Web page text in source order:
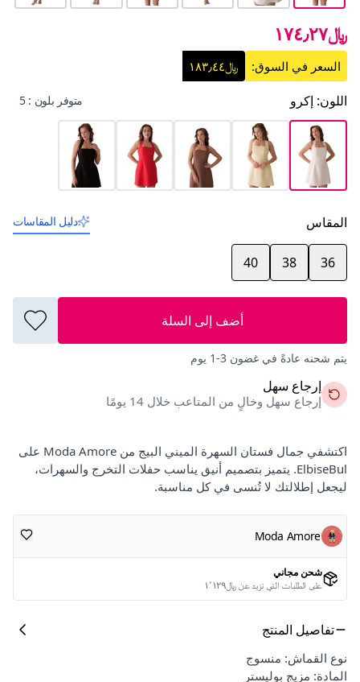
﷼١٧٤٫٢٧
السعر في السوق: ﷼١٨٣٫٤٤
اللون: إكرو متوفر بلون : 5
المقاس دليل المقاسات
36
38
40
أضف إلى السلة
يتم شحنه عادةً في غضون 3-1 يوم
إرجاع سهل
إرجاع سهل وخالٍ من المتاعب خلال 14 يومًا
اكتشفي جمال فستان السهرة الميني البيج من Moda Amore على
ElbiseBul. يتميز بتصميم أنيق يناسب حفلات التخرج والسهرات،
ليجعل إطلالتك لا تُنسى في كل مناسبة.
Moda Amore
شحن مجاني
على الطلبات التي تزيد عن ﷼١٬١٢٩
تفاصيل المنتج
نوع القماش: منسوج
المادة: مزيج بوليستر